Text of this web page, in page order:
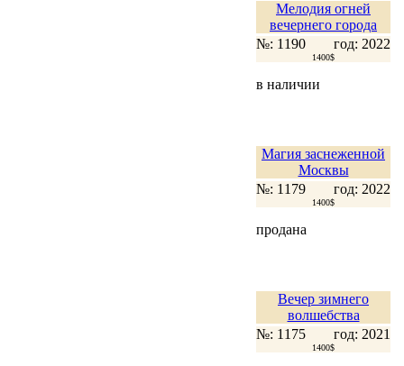
Мелодия огней
вечернего города
№: 1190
год: 2022
1400$
в наличии
Магия заснеженной
Москвы
№: 1179
год: 2022
1400$
продана
Вечер зимнего
волшебства
№: 1175
год: 2021
1400$